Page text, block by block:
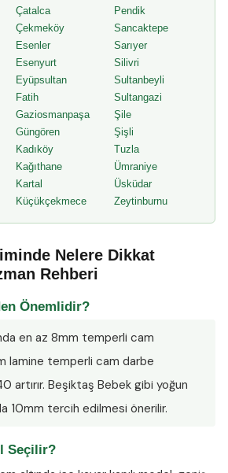
Çatalca
Çekmeköy
Esenler
Esenyurt
Eyüpsultan
Fatih
Gaziosmanpaşa
Güngören
Kadıköy
Kağıthane
Kartal
Küçükçekmece
Pendik
Sancaktepe
Sarıyer
Silivri
Sultanbeyli
Sultangazi
Şile
Şişli
Tuzla
Ümraniye
Üsküdar
Zeytinburnu
Nelere Dikkat
Rehberi
Önemlidir?
en az 8mm temperli cam
lamine temperli cam darbe
artırır. Beşiktaş Bebek gibi yoğun
10mm tercih edilmesi önerilir.
Seçilir?